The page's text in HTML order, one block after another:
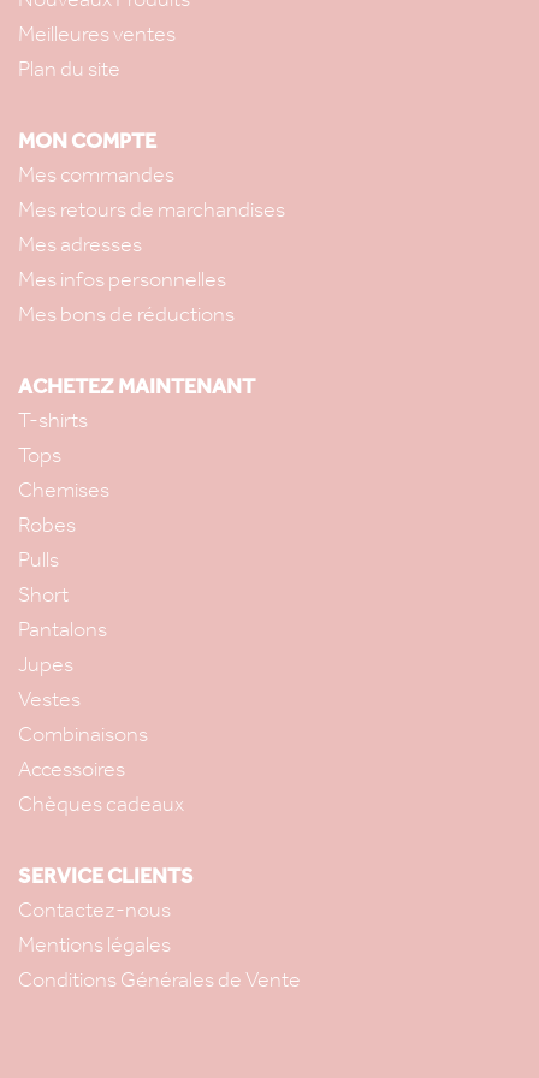
Meilleures ventes
Plan du site
MON COMPTE
Mes commandes
Mes retours de marchandises
Mes adresses
Mes infos personnelles
Mes bons de réductions
ACHETEZ MAINTENANT
T-shirts
Tops
Chemises
Robes
Pulls
Short
Pantalons
Jupes
Vestes
Combinaisons
Accessoires
Chèques cadeaux
SERVICE CLIENTS
Contactez-nous
Mentions légales
Conditions Générales de Vente